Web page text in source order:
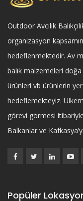
Outdoor Avcılık
organizasyon
hedeflenmektedir. Av
balık malzemeleri doğa
ürünleri vb ürünlerin yer
hedeflemekteyiz.
görevi görmesi
Balkanlar ve
Popüler